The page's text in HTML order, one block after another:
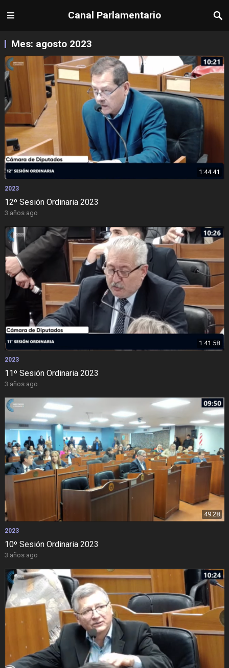
Canal Parlamentario
Mes: agosto 2023
1:44:41
2023
12º Sesión Ordinaria 2023
3 años ago
1:41:58
2023
11º Sesión Ordinaria 2023
3 años ago
49:28
2023
10º Sesión Ordinaria 2023
3 años ago